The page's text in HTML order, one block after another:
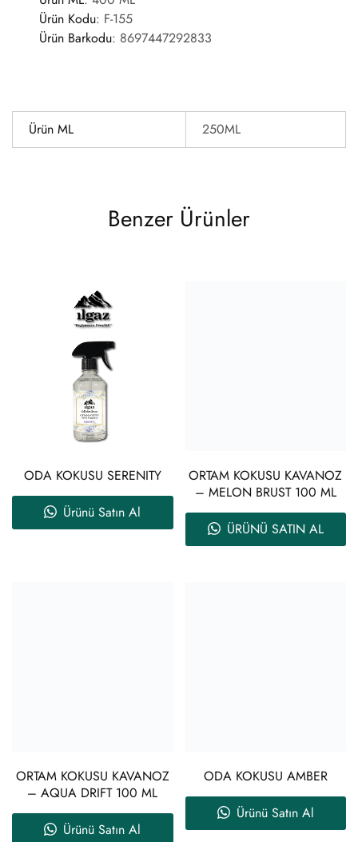
Ürün Kodu: F-155
Ürün Barkodu: 8697447292833
Ürün ML 250ML
Benzer Ürünler
ODA KOKUSU SERENITY
Ürünü Satın Al
ORTAM KOKUSU KAVANOZ
– MELON BRUST 100 ML
ÜRÜNÜ SATIN AL
ORTAM KOKUSU KAVANOZ
– AQUA DRIFT 100 ML
Ürünü Satın Al
ODA KOKUSU AMBER
Ürünü Satın Al